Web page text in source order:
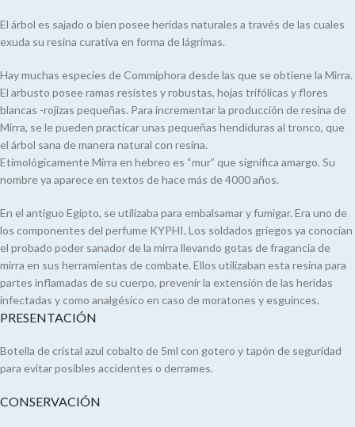
El árbol es sajado o bien posee heridas naturales a través de las cuales
exuda su resina curativa en forma de lágrimas.
Hay muchas especies de Commiphora desde las que se obtiene la Mirra.
El arbusto posee ramas resistes y robustas, hojas trifólicas y flores
blancas -rojizas pequeñas. Para incrementar la producción de resina de
Mirra, se le pueden practicar unas pequeñas hendiduras al tronco, que
el árbol sana de manera natural con resina.
Etimológicamente Mirra en hebreo es “mur” que significa amargo. Su
nombre ya aparece en textos de hace más de 4000 años.
En el antiguo Egipto, se utilizaba para embalsamar y fumigar. Era uno de
los componentes del perfume KYPHI. Los soldados griegos ya conocían
el probado poder sanador de la mirra llevando gotas de fragancia de
mirra en sus herramientas de combate. Ellos utilizaban esta resina para
partes inflamadas de su cuerpo, prevenir la extensión de las heridas
infectadas y como analgésico en caso de moratones y esguinces.
PRESENTACIÓN
Botella de cristal azul cobalto de 5ml con gotero y tapón de seguridad
para evitar posibles accidentes o derrames.
CONSERVACIÓN